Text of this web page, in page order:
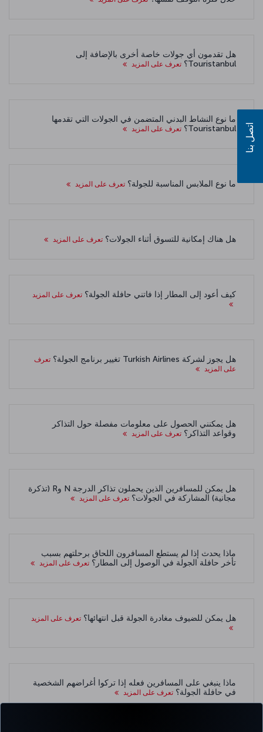
هل تقدمون أي جولات خاصة أخرى بالإضافة إلى
Touristanbul؟
تعرف على المزيد
ما نوع النشاط البدني المتضمن في الجولات التي تقدمها
Touristanbul؟
تعرف على المزيد
ما نوع الملابس المناسبة للجولة؟ تعرف على المزيد
هل هناك إمكانية للتسوق أثناء الجولات؟ تعرف على المزيد
كيف أعود إلى المطار إذا فاتني حافلة الجولة؟ تعرف على المزيد
هل يجوز لشركة Turkish Airlines تغيير برنامج الجولة؟
تعرف
على المزيد
هل يمكنني الحصول على معلومات مفصلة حول التذاكر
وقواعد التذاكر؟ تعرف على المزيد
هل يمكن للمسافرين الذين يحملون تذاكر الدرجة N وR (تذكرة
مجانية) المشاركة في الجولات؟ تعرف على المزيد
ماذا يحدث إذا لم يستطع المسافرون اللحاق برحلتهم بسبب
تأخر حافلة الجولة في الوصول إلى المطار؟ تعرف على المزيد
هل يمكن للضيوف مغادرة الجولة قبل انتهائها؟ تعرف على المزيد
ماذا ينبغي على المسافرين فعله إذا تركوا أغراضهم الشخصية
في حافلة الجولة؟ تعرف على المزيد
اتصل بنا